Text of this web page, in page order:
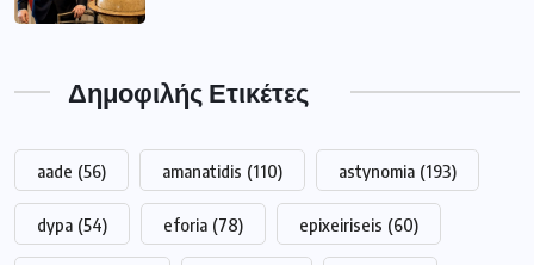
Δημοφιλής Ετικέτες
aade (56) amanatidis (110) astynomia (193)
dypa (54) eforia (78) epixeiriseis (60)